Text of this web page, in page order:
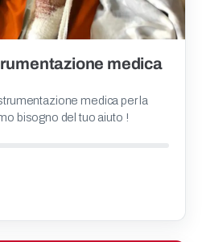
medica
medica per la
bisogno del tuo aiuto !